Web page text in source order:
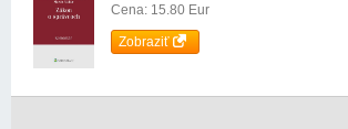
Cena: 15.80 Eur
Zobraziť